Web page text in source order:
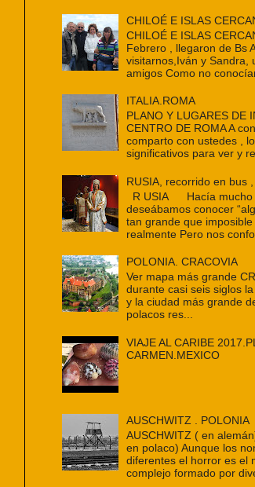
CHILOÉ E ISLAS
CHILOÉ E ISLAS
Febrero , llegaron de Bs
visitarnos,Iván y Sandra,
amigos Como no
ITALIA.ROMA
PLANO Y LUGARES DE
CENTRO DE ROMA A
comparto con ustedes ,
significativos para ver y
RUSIA, recorrido en bus
R USIA Hacía mucho
deseábamos conocer
tan grande que
realmente Pero nos
POLONIA. CRACOVIA
Ver mapa más grande
durante casi seis siglos
y la ciudad más grande
polacos res...
VIAJE AL CARIBE
CARMEN.MEXICO
AUSCHWITZ . POLONIA
AUSCHWITZ ( en
en polaco) Aunque los
diferentes el horror es el
complejo formado por